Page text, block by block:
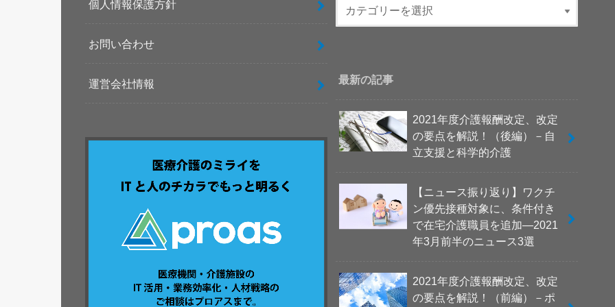
個人情報保護方針
お問い合わせ
運営会社情報 最新の記事
2021年度介護報酬改定、改定
の要点を解説！（後編）－自
立支援と科学的介護
【ニュース振り返り】ワクチ
ン優先接種対象に、条件付き
で在宅介護職員を追加―2021
年3月前半のニュース3選
2021年度介護報酬改定、改定
の要点を解説！（前編）－ポ